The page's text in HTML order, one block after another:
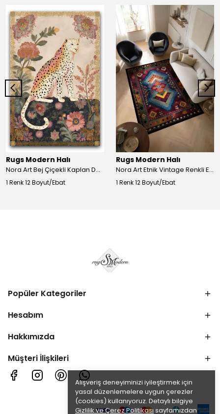
Alışveriş deneyiminizi iyileştirmek için
yasal düzenlemelere uygun çerezler
(cookies) kullanıyoruz. Detaylı bilgiye
Gizlilik ve Çerez Politikası sayfamızdan
Rugs Modern Halı
Nora Art Bej Çiçekli Kaplan Desenli Dokuma Taban Dekoratif Salon Halısı 61
1 Renk 12 Boyut/Ebat
Rugs Modern Halı
Nora Art Etnik Vintage Renkli Eskitme Dokuma Taban Dekoratif Salon Halısı 63
1 Renk 12 Boyut/Ebat
Popüler Kategoriler
Hesabım
Hakkımızda
Müşteri İlişkileri